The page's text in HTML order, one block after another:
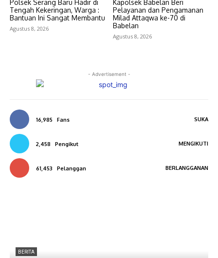
Polsek Serang Baru Hadir di
Tengah Kekeringan, Warga :
Bantuan Ini Sangat Membantu
Agustus 8, 2026
Kapolsek Babelan Beri
Pelayanan dan Pengamanan
Milad Attaqwa ke-70 di
Babelan
Agustus 8, 2026
- Advertisement -
16,985 Fans SUKA
2,458 Pengikut MENGIKUTI
61,453 Pelanggan BERLANGGANAN
BERITA